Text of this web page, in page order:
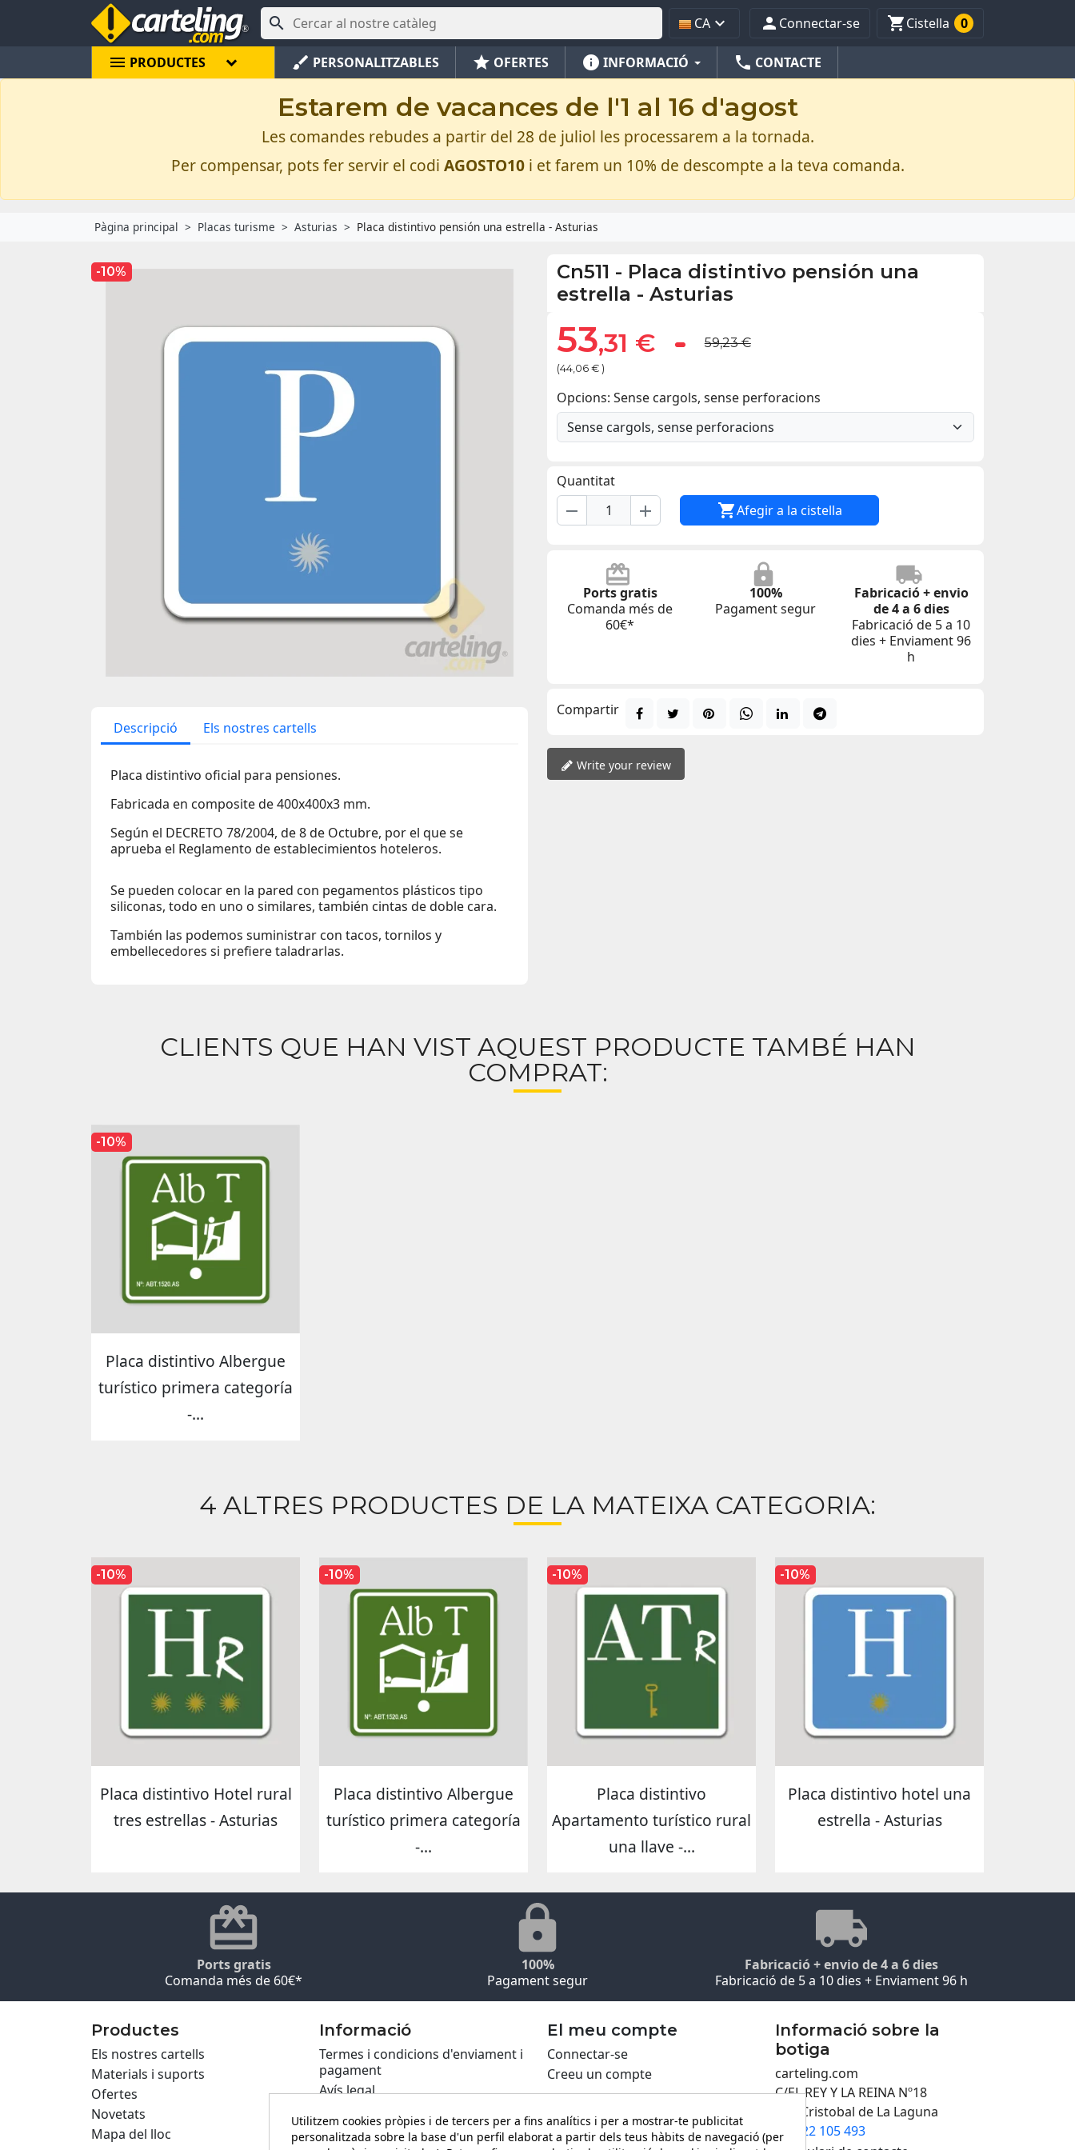
 CA  Connectar-se Cistella 0
menu PRODUCTES brush PERSONALITZABLES star OFERTES info INFORMACIÓ phone CONTACTE
Estarem de vacances de l'1 al 16 d'agost
Les comandes rebudes a partir del 28 de juliol les processarem a la tornada.
Per compensar, pots fer servir el codi AGOSTO10i et farem un 10% de descompte a la teva comanda.
Pàgina principal Placas turisme Asturias Placa distintivo pensión una estrella - Asturias
-10%
Descripció Els nostres cartells
Placa distintivo oficial para pensiones.
Fabricada en composite de 400x400x3 mm.
Según el DECRETO 78/2004, de 8 de Octubre, por el que se
aprueba el Reglamento de establecimientos hoteleros.
Se pueden colocar en la pared con pegamentos plásticos tipo
siliconas, todo en uno o similares, también cintas de doble cara.
También las podemos suministrar con tacos, tornilos y
embellecedores si prefiere taladrarlas.
Cn511 - Placa distintivo pensión una
estrella - Asturias
53,31 €
(44,06 € )
59,23 €
Opcions: Sense cargols, sense perforacions
Quantitat
remove add Afegir a la cistella
Ports gratis
Comanda més de
60€*
100%
Pagament segur
Fabricació + envio
de 4 a 6 dies
Fabricació de 5 a 10
dies + Enviament 96
h
Compartir
Write your review
CLIENTS QUE HAN VIST AQUEST PRODUCTE TAMBÉ HAN
COMPRAT:
Placa distintivo Albergue
turístico primera categoría
-...
-10%
4 ALTRES PRODUCTES DE LA MATEIXA CATEGORIA:
Placa distintivo Hotel rural
tres estrellas - Asturias
-10%
Placa distintivo Albergue
turístico primera categoría
-...
-10%
Placa distintivo
Apartamento turístico rural
una llave -...
-10%
Placa distintivo hotel una
estrella - Asturias
-10%
Ports gratis
Comanda més de 60€*
100%
Pagament segur
Fabricació + envio de 4 a 6 dies
Fabricació de 5 a 10 dies + Enviament 96 h
Productes
Els nostres cartells
Materials i suports
Ofertes
Novetats
Mapa del lloc
Informació
Termes i condicions d'enviament i
pagament
Avís legal
Privacitat
El meu compte
Connectar-se
Creeu un compte
Informació sobre la
botiga
carteling.com
C/EL REY Y LA REINA Nº18
San Cristobal de La Laguna

922 105 493
Utilitzem cookies pròpies i de tercers per a fins analítics i per a mostrar-te publicitat
personalitzada sobre la base d'un perfil elaborat a partir dels teus hàbits de navegació (per